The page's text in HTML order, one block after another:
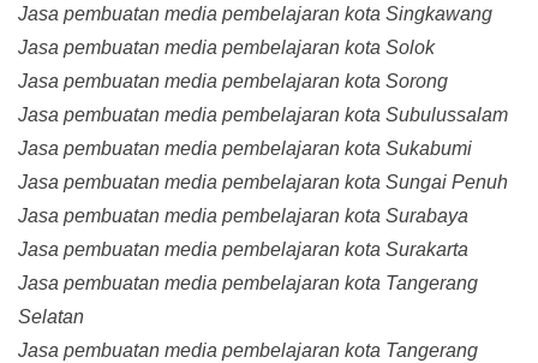
Jasa pembuatan media pembelajaran kota Singkawang
Jasa pembuatan media pembelajaran kota Solok
Jasa pembuatan media pembelajaran kota Sorong
Jasa pembuatan media pembelajaran kota Subulussalam
Jasa pembuatan media pembelajaran kota Sukabumi
Jasa pembuatan media pembelajaran kota Sungai Penuh
Jasa pembuatan media pembelajaran kota Surabaya
Jasa pembuatan media pembelajaran kota Surakarta
Jasa pembuatan media pembelajaran kota Tangerang
Selatan
Jasa pembuatan media pembelajaran kota Tangerang